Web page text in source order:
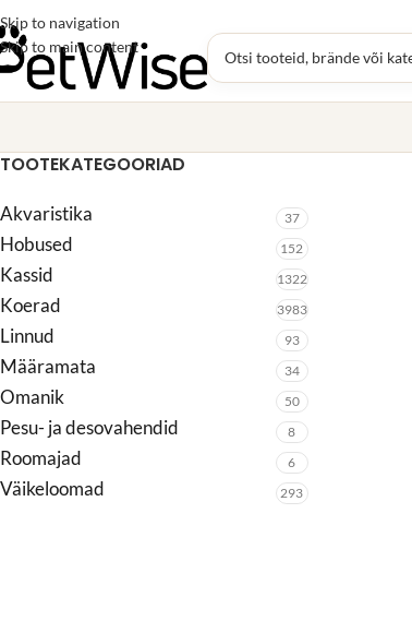
Skip to navigation
Skip to main content
TOOTEKATEGOORIAD
Akvaristika 37
Hobused 152
Kassid 1322
Koerad 3983
Linnud 93
Määramata 34
Omanik 50
Pesu- ja desovahendid 8
Roomajad 6
Väikeloomad 293